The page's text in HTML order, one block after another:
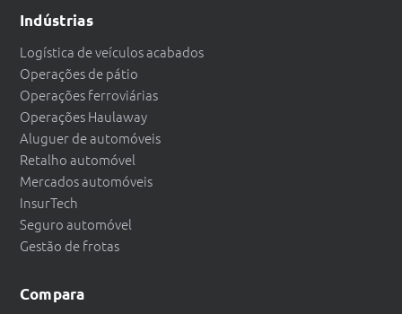
Indústrias
Logística de veículos acabados
Operações de pátio
Operações ferroviárias
Operações Haulaway
Aluguer de automóveis
Retalho automóvel
Mercados automóveis
InsurTech
Seguro automóvel
Gestão de frotas
Compara